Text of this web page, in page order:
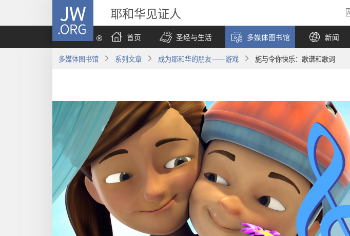
JW.ORG 耶和华见证人
首页
圣经与生活 多媒体图书馆 新闻
多媒体图书馆 系列文章 成为耶和华的朋友——游戏 施与令你快乐：歌谱和歌词